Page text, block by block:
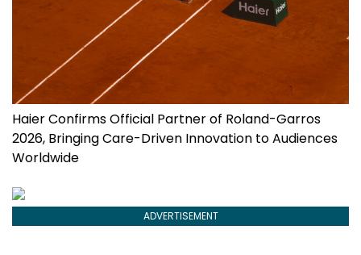
Haier Confirms Official Partner of Roland-Garros
2026, Bringing Care-Driven Innovation to Audiences
Worldwide
ADVERTISEMENT